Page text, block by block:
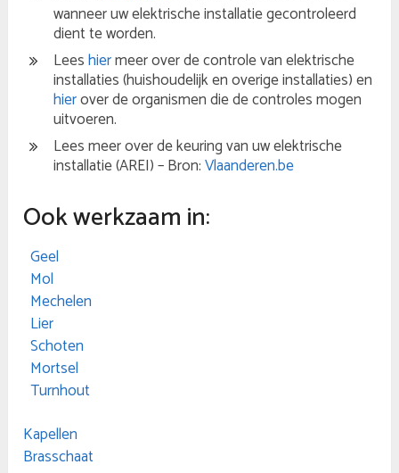
wanneer uw elektrische installatie gecontroleerd
dient te worden.
Leeshiermeer over de controle van elektrische
installaties (huishoudelijk en overige installaties) en
hierover de organismen die de controles mogen
uitvoeren.
Lees meer over de keuring van uw elektrische
installatie (AREI) – Bron:Vlaanderen.be
Ook werkzaam in:
Geel
Mol
Mechelen
Lier
Schoten
Mortsel
Turnhout
Kapellen
Brasschaat